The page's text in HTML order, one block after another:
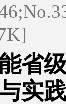
省
实